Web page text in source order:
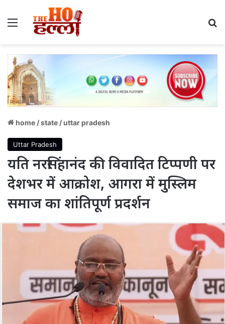
Menu
home /state /uttar pradesh
Uttar Pradesh
यति नरसिंहानंद की विवादित टिप्पणी पर
देशभर में आक्रोश, आगरा में मुस्लिम
समाज का शांतिपूर्ण प्रदर्शन